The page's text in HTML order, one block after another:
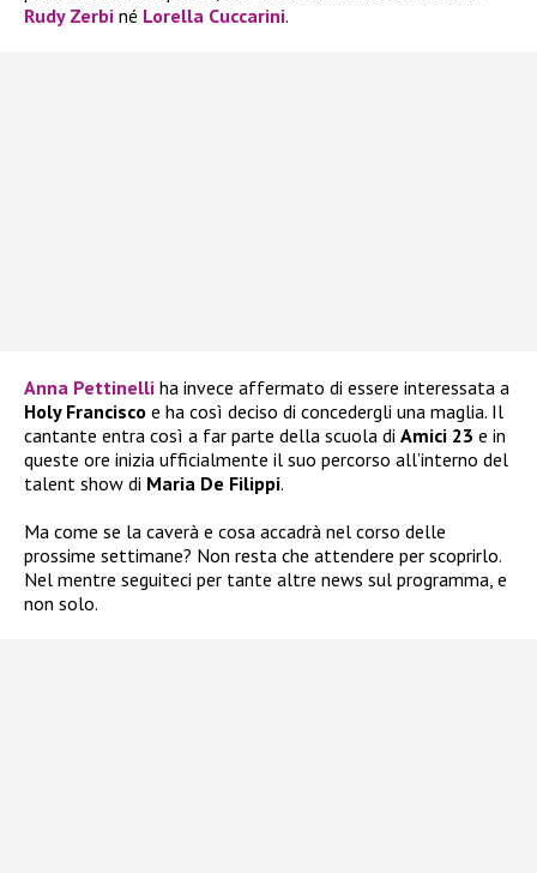
Rudy Zerbi né Lorella Cuccarini.
Anna Pettinelli ha invece affermato di essere interessata a
Holy Francisco e ha così deciso di concedergli una maglia. Il
cantante entra così a far parte della scuola di Amici 23 e in
queste ore inizia ufficialmente il suo percorso all’interno del
talent show di Maria De Filippi.
Ma come se la caverà e cosa accadrà nel corso delle
prossime settimane? Non resta che attendere per scoprirlo.
Nel mentre seguiteci per tante altre news sul programma, e
non solo.